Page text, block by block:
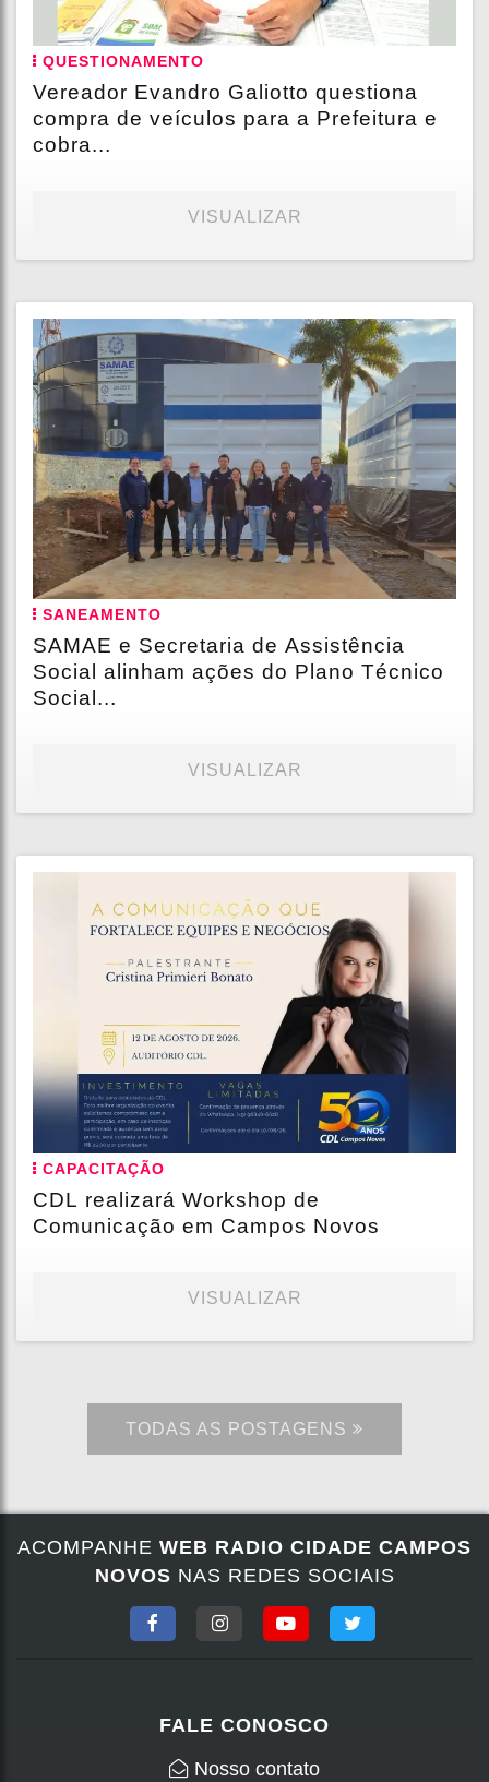
QUESTIONAMENTO
Vereador Evandro Galiotto questiona
compra de veículos para a Prefeitura e
cobra...
VISUALIZAR
SANEAMENTO
SAMAE e Secretaria de Assistência
Social alinham ações do Plano Técnico
Social...
VISUALIZAR
CAPACITAÇÃO
CDL realizará Workshop de
Comunicação em Campos Novos
VISUALIZAR
TODAS AS POSTAGENS
ACOMPANHE WEB RADIO CIDADE CAMPOS
NOVOS NAS REDES SOCIAIS
FALE CONOSCO
Nosso contato